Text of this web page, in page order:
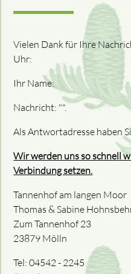
Vielen Dank für Ihre
Uhr:
Ihr Name:
Nachricht: "".
Als Antwortadresse haben
Wir werden uns so schnell
Verbindung setzen.
Tannenhof am langen Moor
Thomas & Sabine
Zum Tannenhof 23
23879 Mölln
Tel: 04542 - 2245